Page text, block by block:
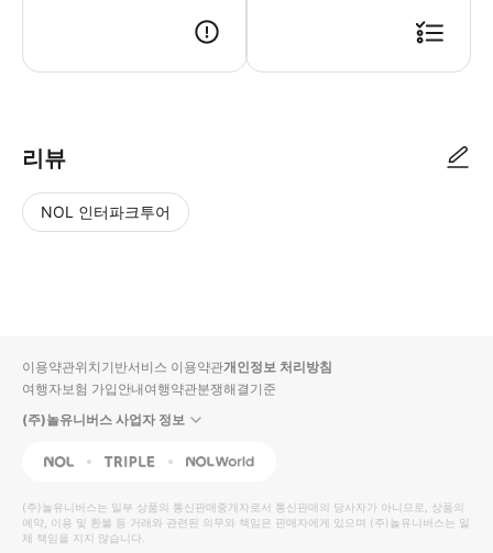
리뷰
NOL 인터파크투어
입니
다.
높
은
순
동
영
상
순
상
이용약관위치기반서비스 이용약관개인정보 처리방침
여행자보험 가입안내여행약관분쟁해결기준
(주)놀유니버스 사업자 정보
NOL Triple Interpark Global
(주)놀유니버스는 일부 상품의 통신판매중개자로서 통신판매의 당사자가 아니므로, 상품의
예약, 이용 및 환불 등 거래와 관련된 의무와 책임은 판매자에게 있으며 (주)놀유니버스는 일
체 책임을 지지 않습니다.